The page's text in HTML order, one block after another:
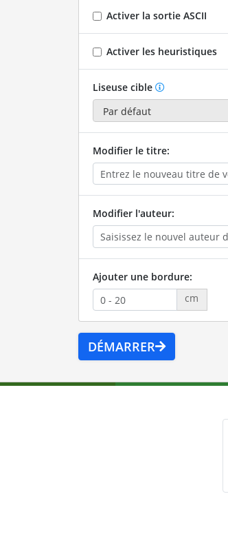
Activer la sortie ASCII
Activer les heuristiques
Liseuse cible
Modifier le titre:
Modifier l'auteur:
Ajouter une bordure:
cm
DÉMARRER